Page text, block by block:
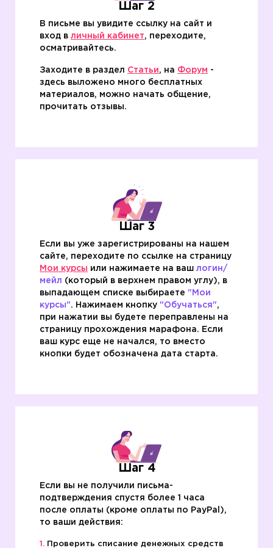
Шаг 2
В письме вы увидите ссылку на сайт и
вход в личный кабинет, переходите,
осматривайтесь.
Заходите в раздел Статьи, на Форум -
здесь выложено много бесплатных
материалов, можно начать общение,
прочитать отзывы.
Шаг 3
Если вы уже зарегистрированы на нашем
сайте, переходите по ссылке на страницу
Мои курсы или нажимаете на ваш логин/
мейл (который в верхнем правом углу), в
выпадающем списке выбираете "Мои
курсы". Нажимаем кнопку "Обучаться",
при нажатии вы будете переправлены на
страницу прохождения марафона. Если
ваш курс еще не начался, то вместо
кнопки будет обозначена дата старта.
Шаг 4
Если вы не получили письма-
подтверждения спустя более 1 часа
после оплаты (кроме оплаты по PayPal),
то ваши действия:
Проверить списание денежных средств